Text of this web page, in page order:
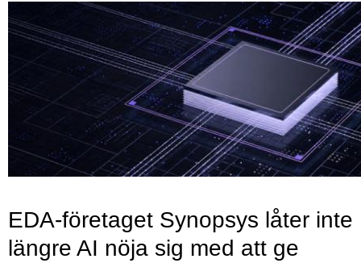
EDA-företaget Synopsys låter inte
längre AI nöja sig med att ge